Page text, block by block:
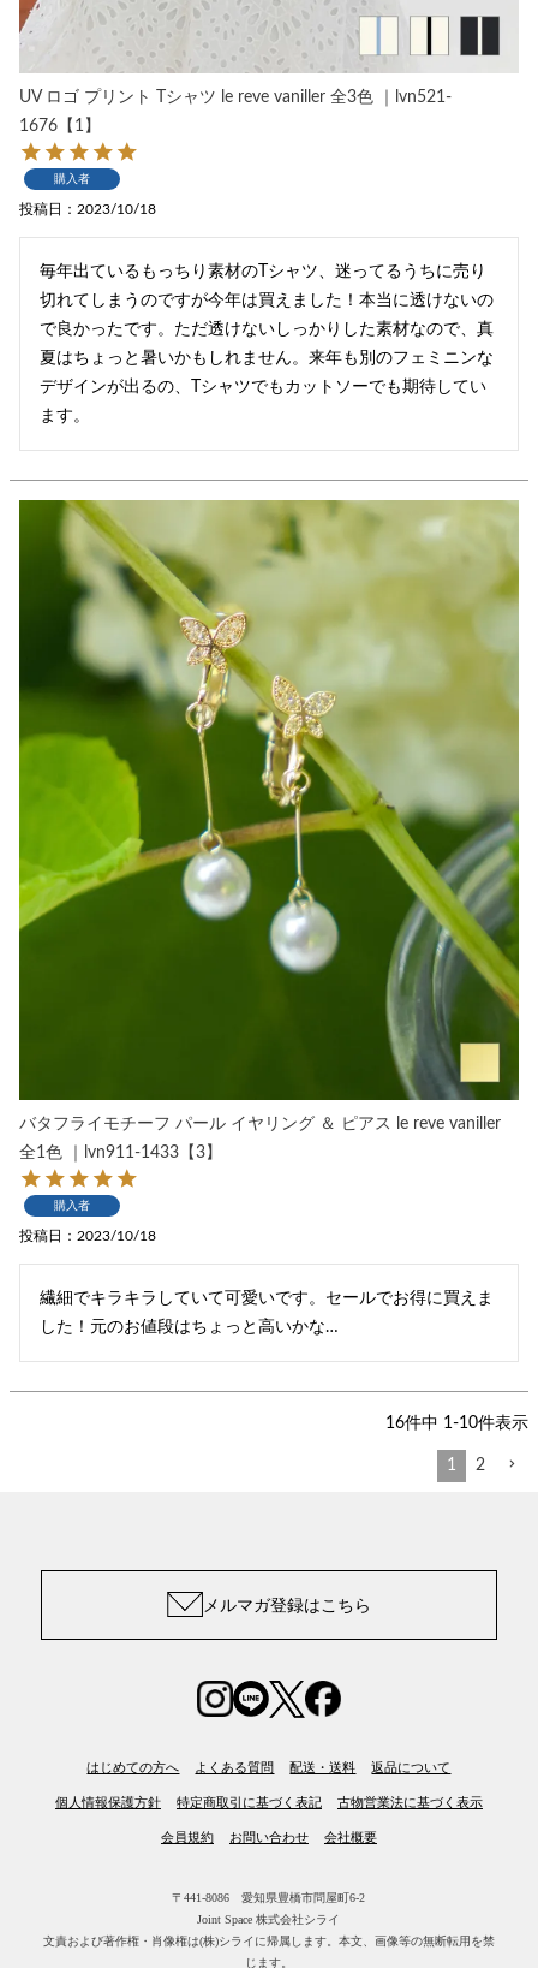
UV ロゴ プリント Tシャツ le reve vaniller 全3色 ｜lvn521-
1676【1】
購入者
投稿日 2023/10/18
毎年出ているもっちり素材のTシャツ、迷ってるうちに売り
切れてしまうのですが今年は買えました！本当に透けないの
で良かったです。ただ透けないしっかりした素材なので、真
夏はちょっと暑いかもしれません。来年も別のフェミニンな
デザインが出るの、Tシャツでもカットソーでも期待してい
ます。
バタフライモチーフ パール イヤリング ＆ ピアス le reve vaniller
全1色 ｜lvn911-1433【3】
購入者
投稿日 2023/10/18
繊細でキラキラしていて可愛いです。セールでお得に買えま
した！元のお値段はちょっと高いかな…
16件中 1-10件表示
1 2
メルマガ登録はこちら
はじめての方へ よくある質問 配送・送料 返品について
個人情報保護方針 特定商取引に基づく表記 古物営業法に基づく表示
会員規約 お問い合わせ 会社概要
〒441-8086 愛知県豊橋市問屋町6-2
Joint Space 株式会社シライ
文責および著作権・肖像権は(株)シライに帰属します。 本文、画像等の無断転用を禁
じます。